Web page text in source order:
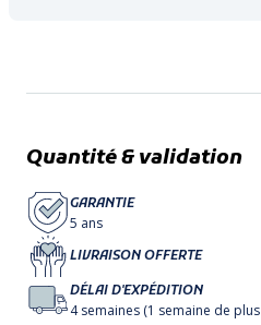
Quantité & validation
GARANTIE
5 ans
LIVRAISON OFFERTE
DÉLAI D'EXPÉDITION
4 semaines (1 semaine de